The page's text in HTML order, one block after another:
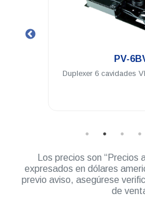
Duplexer 6 cavidades VHF 148-162 Mhz
$ 200.00
Los precios son “Precios
expresados en dólares
previo aviso, asegúrese
de